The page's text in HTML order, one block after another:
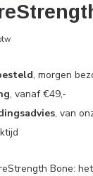
, morgen
, vanaf €49,-
, van
Bone: